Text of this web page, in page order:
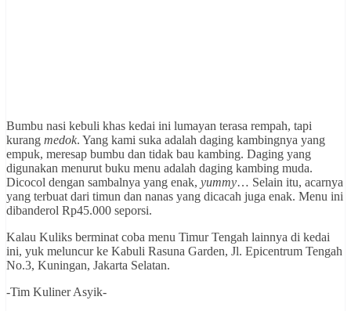
Bumbu nasi kebuli khas kedai ini lumayan terasa rempah, tapi
kurang medok. Yang kami suka adalah daging kambingnya yang
empuk, meresap bumbu dan tidak bau kambing. Daging yang
digunakan menurut buku menu adalah daging kambing muda.
Dicocol dengan sambalnya yang enak, yummy… Selain itu, acarnya
yang terbuat dari timun dan nanas yang dicacah juga enak. Menu ini
dibanderol Rp45.000 seporsi.
Kalau Kuliks berminat coba menu Timur Tengah lainnya di kedai
ini, yuk meluncur ke Kabuli Rasuna Garden, Jl. Epicentrum Tengah
No.3, Kuningan, Jakarta Selatan.
-Tim Kuliner Asyik-